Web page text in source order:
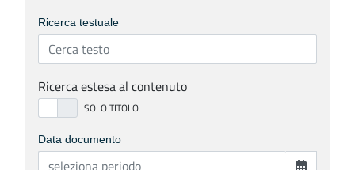
Ricerca testuale
Ricerca estesa al contenuto
Data documento